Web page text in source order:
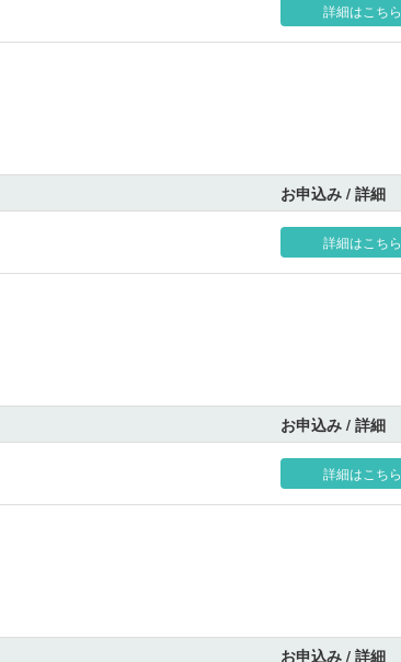
詳細はこちら
お申込み / 詳細
詳細はこちら
お申込み / 詳細
詳細はこちら
お申込み / 詳細